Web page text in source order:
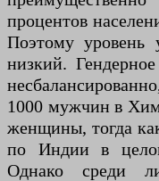
процентов
Поэтому уровень
низкий.
1000 мужчин в
женщины, тогда
по Индии в
Однако среди